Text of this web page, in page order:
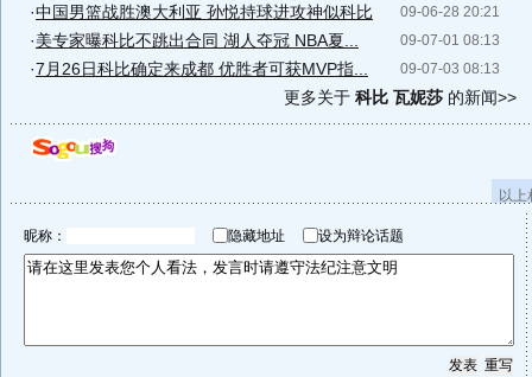
09-06-28 20:21
·中国男篮战胜澳大利亚 孙悦持球进攻神似科比
09-07-01 08:13
·美专家曝科比不跳出合同 湖人夺冠 NBA夏...
09-07-03 08:13
·7月26日科比确定来成都 优胜者可获MVP指...
更多关于 科比 瓦妮莎 的新闻>>
以
昵称： 隐藏地址 设为辩论话题